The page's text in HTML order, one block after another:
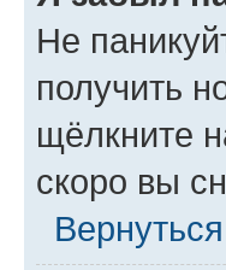
Не
получить
щёлкните
скоро вы